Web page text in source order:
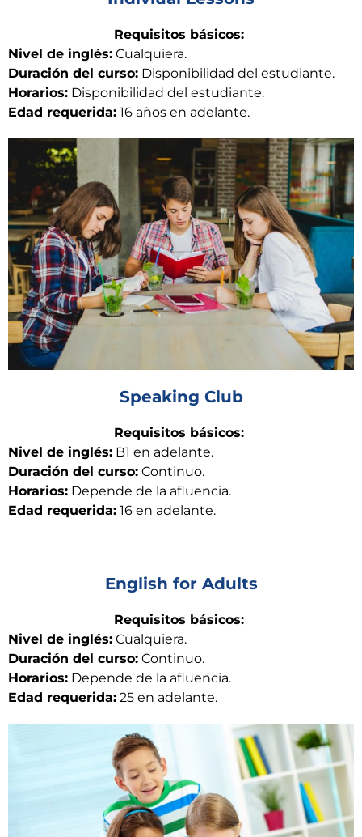
Requisitos básicos:
Nivel de inglés: Cualquiera.
Duración del curso: Disponibilidad del estudiante.
Horarios: Disponibilidad del estudiante.
Edad requerida: 16 años en adelante.
Speaking Club
Requisitos básicos:
Nivel de inglés: B1 en adelante.
Duración del curso: Continuo.
Horarios: Depende de la afluencia.
Edad requerida: 16 en adelante.
English for Adults​
Requisitos básicos:
Nivel de inglés: Cualquiera.
Duración del curso: Continuo.
Horarios: Depende de la afluencia.
Edad requerida: 25 en adelante.